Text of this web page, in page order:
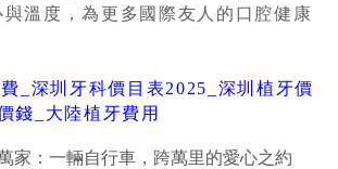
溫度，為更多國際友人的口腔健康
_深圳牙科價目表2025_深圳植牙價
錢_大陸植牙費用
家：一輛自行車，跨萬里的愛心之約